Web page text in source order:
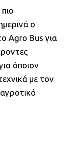
ο
Agro Bus για
όποιον
με τον